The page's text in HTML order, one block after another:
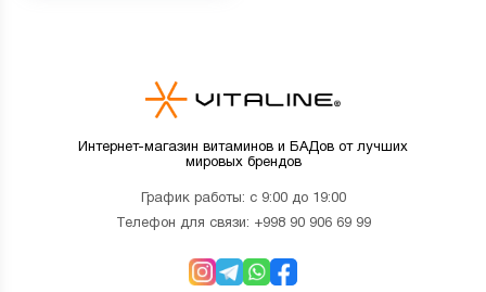
Интернет-магазин витаминов и БАДов от лучших
мировых брендов
График работы: с 9:00 до 19:00
Телефон для связи: +998 90 906 69 99